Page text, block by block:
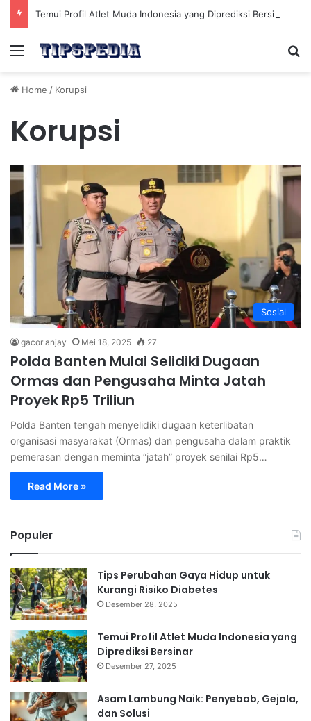
Menu
Home / Korupsi
Korupsi
Sosial
gacor anjay Mei 18, 2025 27
Polda Banten Mulai Selidiki Dugaan
Ormas dan Pengusaha Minta Jatah
Proyek Rp5 Triliun
Polda Banten tengah menyelidiki dugaan keterlibatan
organisasi masyarakat (Ormas) dan pengusaha dalam praktik
pemerasan dengan meminta “jatah” proyek senilai Rp5…
Read More »
Populer
Tips Perubahan Gaya Hidup untuk
Kurangi Risiko Diabetes
Desember 28, 2025
Temui Profil Atlet Muda Indonesia yang
Diprediksi Bersinar
Desember 27, 2025
Asam Lambung Naik: Penyebab, Gejala,
dan Solusi